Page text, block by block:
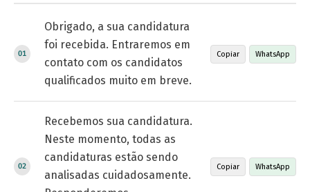
Obrigado, a sua candidatura
foi recebida. Entraremos em
contato com os candidatos
qualificados muito em breve.
Copiar WhatsApp
Recebemos sua candidatura.
Neste momento, todas as
candidaturas estão sendo
analisadas cuidadosamente.
Copiar WhatsApp